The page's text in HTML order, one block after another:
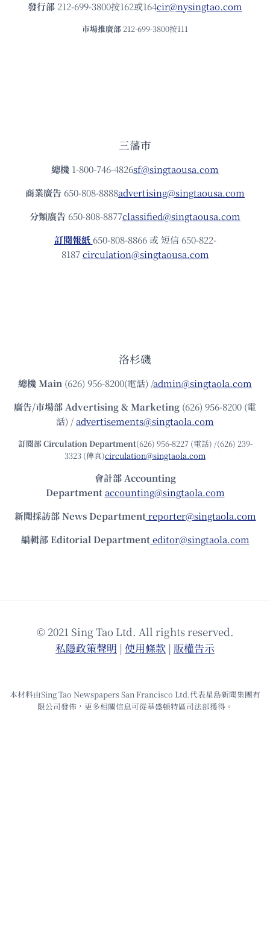
發⾏部 212-699-3800按162或164cir@nysingtao.com
市場推廣部 212-699-3800按111
三藩市
總機 1-800-746-4826sf@singtaousa.com
商業廣告 650-808-8888advertising@singtaousa.com
分類廣告 650-808-8877classified@singtaousa.com
訂閱報紙 650-808-8866 或 短信 650-822-
8187circulation@singtaousa.com
洛杉磯
總機Main (626) 956-8200(電話) /admin@singtaola.com
廣告/市場部Advertising & Marketing (626) 956-8200 (電
話) /advertisements@singtaola.com
訂閱部 Circulation Department(626) 956-8227 (電話) /(626) 239-
3323 (傳真)circulation@singtaola.com
會計部 Accounting
Department accounting@singtaola.com
新聞採訪部 News Department reporter@singtaola.com
編輯部 Editorial Department editor@singtaola.com
© 2021 Sing Tao Ltd. All rights reserved.
私隱政策聲明 | 使⽤條款 | 版權告⽰
本材料由Sing Tao Newspapers San Francisco Ltd.代表星島新聞集團有
限公司發佈，更多相關信息可從華盛頓特區司法部獲得。